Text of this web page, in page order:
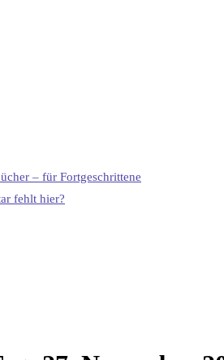
– für Fortgeschrittene
fehlt hier?